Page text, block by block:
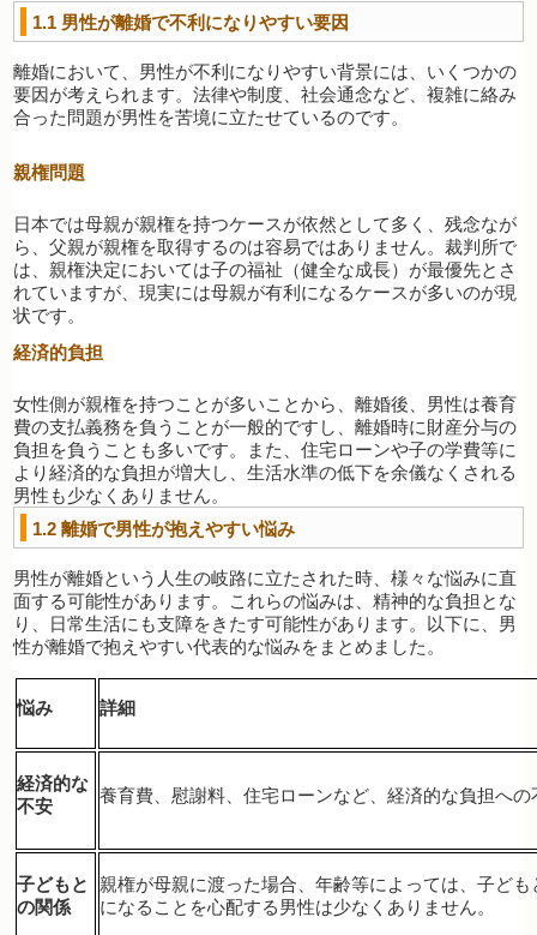
1.1 男性が離婚で不利になりやすい要因
離婚において、男性が不利になりやすい背景には、いくつかの
要因が考えられます。法律や制度、社会通念など、複雑に絡み
合った問題が男性を苦境に立たせているのです。
親権問題
日本では母親が親権を持つケースが依然として多く、残念なが
ら、父親が親権を取得するのは容易ではありません。裁判所で
は、親権決定においては子の福祉（健全な成長）が最優先とさ
れていますが、現実には母親が有利になるケースが多いのが現
状です。
経済的負担
女性側が親権を持つことが多いことから、離婚後、男性は養育
費の支払義務を負うことが一般的ですし、離婚時に財産分与の
負担を負うことも多いです。また、住宅ローンや子の学費等に
より経済的な負担が増大し、生活水準の低下を余儀なくされる
男性も少なくありません。
1.2離婚で男性が抱えやすい悩み
男性が離婚という人生の岐路に立たされた時、様々な悩みに直
面する可能性があります。これらの悩みは、精神的な負担とな
り、日常生活にも支障をきたす可能性があります。以下に、男
性が離婚で抱えやすい代表的な悩みをまとめました。
悩み 詳細
経済的な
不安
養育費、慰謝料、住宅ローンなど、経済的な負担へ
子どもと
の関係
親権が母親に渡った場合、年齢等によっては、子ど
になることを心配する男性は少なくありません。